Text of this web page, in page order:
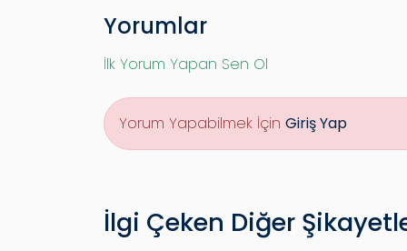
Yorumlar
İlk Yorum Yapan Sen Ol
Yorum Yapabilmek İçin Giriş Yap
İlgi Çeken Diğer